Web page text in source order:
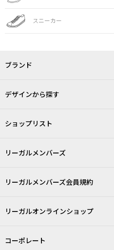
スニーカー
ブランド
デザインから探す
ショップリスト
リーガルメンバーズ
リーガルメンバーズ会員規約
リーガルオンラインショップ
コーポレート